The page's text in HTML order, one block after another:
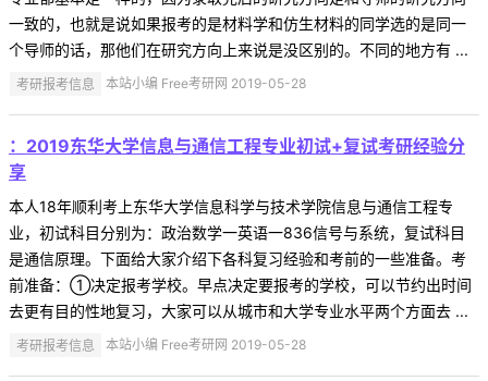
一致的，也就是说如果报考的是材料学和仿生材料的同学选的是同一
个导师的话，那他们在研究方向上来说是没区别的。不同的地方有 ...
考研报考信息 本站小编 Free考研网 2019-05-28
：2019东华大学信息与通信工程专业初试+复试考研经验分
享
本人18年顺利考上东华大学信息科学与技术学院信息与通信工程专
业，初试科目分别为：政治数学一英语一836信号与系统，复试科目
是通信原理。下面给大家介绍下各科复习经验和考前的一些准备。考
前准备：①决定报考学校。早点决定要报考的学校，可以节约出时间
去更有目的性地复习，大家可以从城市和大学专业水平两个方面去 ...
考研报考信息 本站小编 Free考研网 2019-05-28